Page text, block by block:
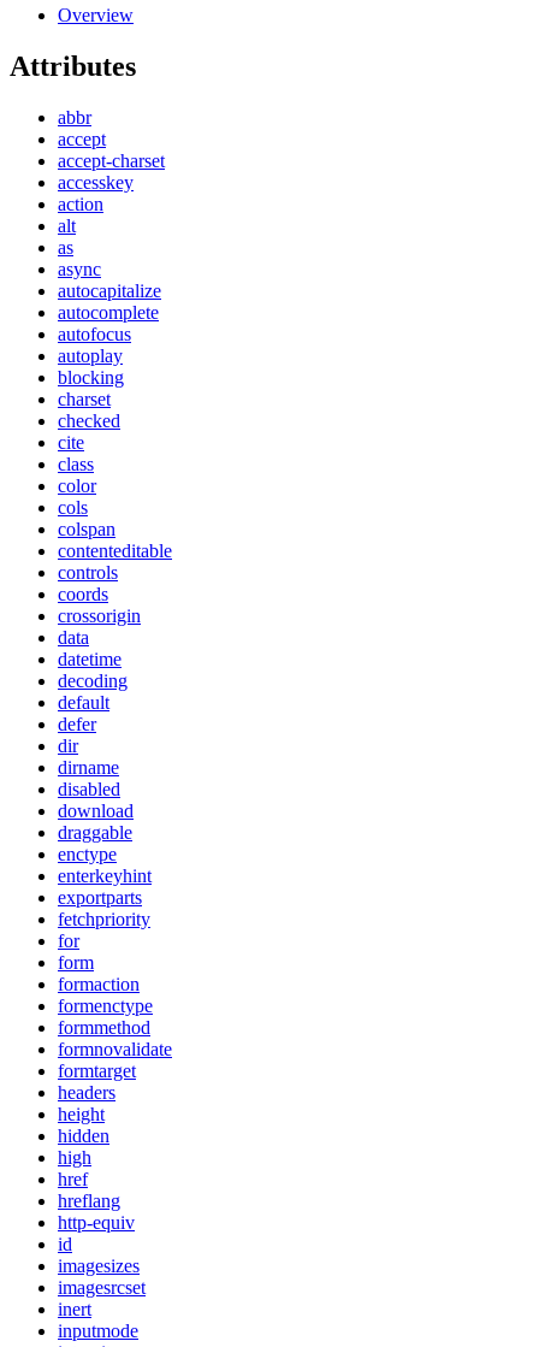
Overview
Attributes
abbr
accept
accept-charset
accesskey
action
alt
as
async
autocapitalize
autocomplete
autofocus
autoplay
blocking
charset
checked
cite
class
color
cols
colspan
contenteditable
controls
coords
crossorigin
data
datetime
decoding
default
defer
dir
dirname
disabled
download
draggable
enctype
enterkeyhint
exportparts
fetchpriority
for
form
formaction
formenctype
formmethod
formnovalidate
formtarget
headers
height
hidden
high
href
hreflang
http-equiv
id
imagesizes
imagesrcset
inert
inputmode